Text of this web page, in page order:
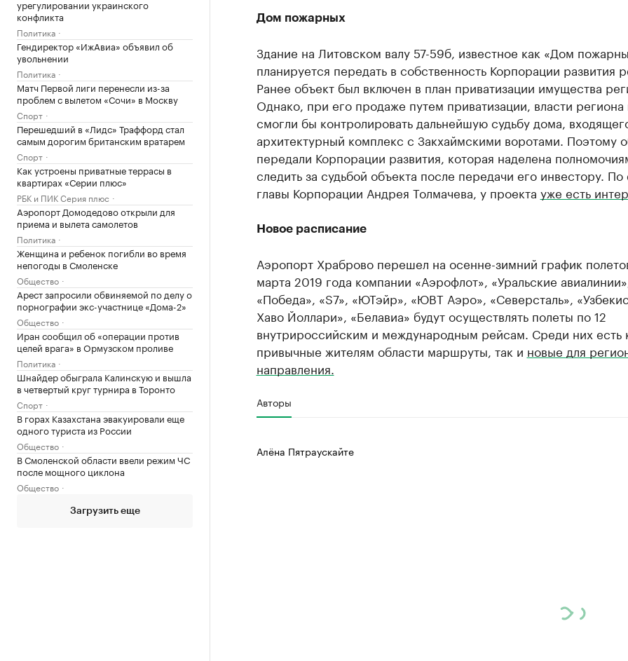
урегулировании украинского
конфликта
Политика
Гендиректор «ИжАвиа» объявил об
увольнении
Политика
Матч Первой лиги перенесли из-за
проблем с вылетом «Сочи» в Москву
Спорт
Перешедший в «Лидс» Траффорд стал
самым дорогим британским вратарем
Спорт
Как устроены приватные террасы в
квартирах «Серии плюс»
РБК и ПИК Серия плюс
Аэропорт Домодедово открыли для
приема и вылета самолетов
Политика
Женщина и ребенок погибли во время
непогоды в Смоленске
Общество
Арест запросили обвиняемой по делу о
порнографии экс-участнице «Дома-2»
Общество
Иран сообщил об «операции против
целей врага» в Ормузском проливе
Политика
Шнайдер обыграла Калинскую и вышла
в четвертый круг турнира в Торонто
Спорт
В горах Казахстана эвакуировали еще
одного туриста из России
Общество
В Смоленской области ввели режим ЧС
после мощного циклона
Общество
Загрузить еще
Дом пожарных
Здание на Литовском валу 57-59б, известное как «Дом
планируется передать в собственность Корпорации развития
Ранее объект был включен в план приватизации имущества
Однако, при его продаже путем приватизации, власти региона
смогли бы контролировать дальнейшую судьбу дома,
архитектурный комплекс с Закхаймскими воротами. Поэтому
передали Корпорации развития, которая наделена
следить за судьбой объекта после передачи его инвестору. По
главы Корпорации Андрея Толмачева, у проекта уже есть
Новое расписание
Аэропорт Храброво перешел на осенне-зимний график
марта 2019 года компании «Аэрофлот», «Уральские авиалинии»,
«Победа», «S7», «ЮТэйр», «ЮВТ Аэро», «Северсталь»,
Хаво Йоллари», «Белавиа» будут осуществлять полеты по 12
внутрироссийским и международным рейсам. Среди них есть
привычные жителям области маршруты, так и новые для
направления.
Авторы
Алёна Пятраускайте